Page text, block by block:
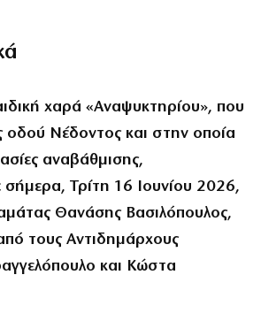
χαρά «Αναψυκτηρίου», που
οδού Νέδοντος και στην οποία
αναβάθμισης,
Τρίτη 16 Ιουνίου 2026,
Θανάσης Βασιλόπουλος,
τους Αντιδημάρχους
και Κώστα